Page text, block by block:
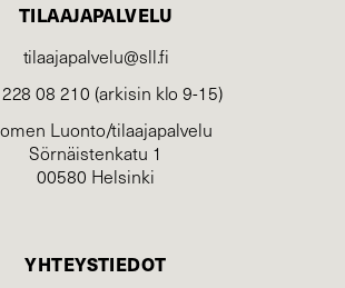
TILAAJAPALVELU
tilaajapalvelu@sll.fi
228 08 210 (arkisin klo 9-15)
Luonto/tilaajapalvelu
Sörnäistenkatu 1
00580 Helsinki
YHTEYSTIEDOT